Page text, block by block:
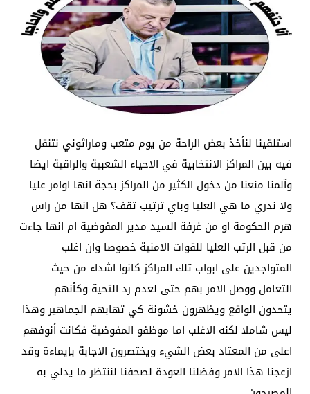
استلقينا لنأخذ بعض الراحة من يوم متعب وماراثوني نتنقل
فيه بين المراكز الانتخابية في الاحياء الشعبية والراقية ايضا
وآلمنا منعنا من دخول الكثير من المراكز بحجة انها اوامر عليا
ولا ندري ما هي العليا وباي ترتيب تقف؟ هل انها من راس
هرم الحكومة او من غرفة السيد مدير المفوضية ام انها جاءت
من قبل الرتب العليا للقوات الامنية خصوصا وان اغلب
المتواجدين على ابواب تلك المراكز كانوا اشداء من حيث
التعامل ووصل الامر بهم حتى لعدم رد التحية وكأنهم
يتحدون الواقع ويظهرون خشونة كي تهابهم الجماهير وهذا
ليس شاملا لكنه الاغلب اما موظفو المفوضية فكانت أنوفهم
اعلى من المعتاد بعض الشيء ويختصرون الاجابة بإيماءة وقد
ازعجنا هذا الامر وفضلنا العودة لصحفنا لننتظر ما يدلي به